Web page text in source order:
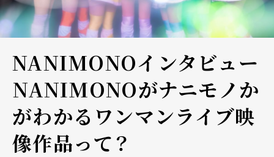
NANIMONOインタビュー
――NANIMONOがナニモノか
がわかるワンマンライブ映
像作品って？